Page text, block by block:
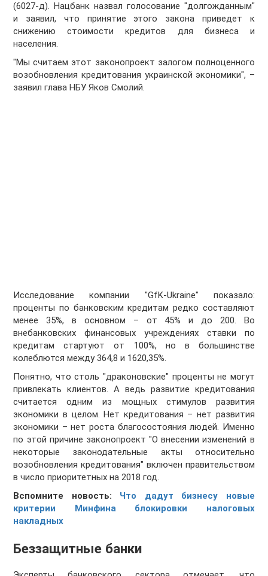
(6027-д). Нацбанк назвал голосование "долгожданным"
и заявил, что принятие этого закона приведет к
снижению стоимости кредитов для бизнеса и
населения.
"Мы считаем этот законопроект залогом полноценного
возобновления кредитования украинской экономики", –
заявил глава НБУ Яков Смолий.
Исследование компании "GfK-Ukraine" показало:
проценты по банковским кредитам редко составляют
менее 35%, в основном – от 45% и до 200. Во
внебанковских финансовых учреждениях ставки по
кредитам стартуют от 100%, но в большинстве
колеблются между 364,8 и 1620,35%.
Понятно, что столь "драконовские" проценты не могут
привлекать клиентов. А ведь развитие кредитования
считается одним из мощных стимулов развития
экономики в целом. Нет кредитования – нет развития
экономики – нет роста благосостояния людей. Именно
по этой причине законопроект "О внесении изменений в
некоторые законодательные акты относительно
возобновления кредитования" включен правительством
в число приоритетных на 2018 год.
Вспомните новость: Что дадут бизнесу новые
критерии Минфина блокировки налоговых
накладных
Беззащитные банки